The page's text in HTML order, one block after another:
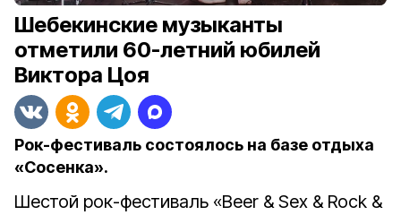
Шебекинские музыканты
отметили 60-летний юбилей
Виктора Цоя
Рок-фестиваль состоялось на базе отдыха
«Сосенка».
Шестой рок-фестиваль «Beer & Sex & Rock &